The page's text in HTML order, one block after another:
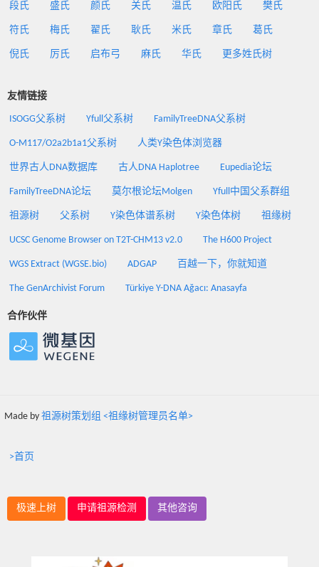
段氏 盛氏 颜氏 关氏 温氏 欧阳氏 樊氏
符氏 梅氏 翟氏 耿氏 米氏 章氏 葛氏
倪氏 厉氏 启布弓 麻氏 华氏 更多姓氏树
友情链接
ISOGG父系树 Yfull父系树 FamilyTreeDNA父系树
O-M117/O2a2b1a1父系树 人类Y染色体浏览器
世界古人DNA数据库 古人DNA Haplotree Eupedia论坛
FamilyTreeDNA论坛 莫尔根论坛Molgen Yfull中国父系群组
祖源树 父系树 Y染色体谱系树 Y染色体树 祖缘树
UCSC Genome Browser on T2T-CHM13 v2.0 The H600 Project
WGS Extract (WGSE.bio) ADGAP 百越一下，你就知道
The GenArchivist Forum Türkiye Y-DNA Ağacı: Anasayfa
合作伙伴
Made by 祖源树策划组 <祖缘树管理员名单>
>首页
极速上树 申请祖源检测 其他咨询